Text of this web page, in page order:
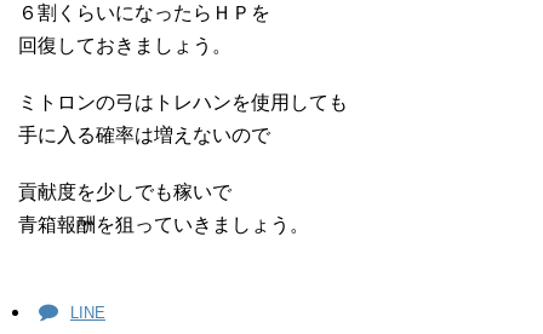
６割くらいになったらＨＰを
回復しておきましょう。
ミトロンの弓はトレハンを使用しても
手に入る確率は増えないので
貢献度を少しでも稼いで
青箱報酬を狙っていきましょう。
LINE